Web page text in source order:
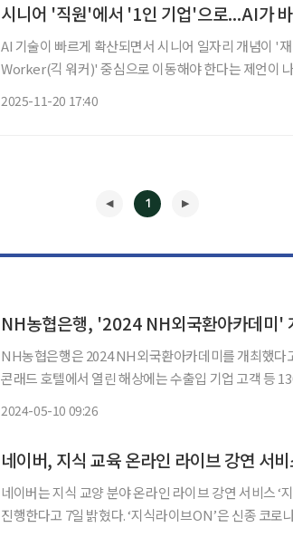
시니어 '직원'에서 '1인 기업'으로...AI가
AI 기술이 빠르게 확산되면서 시니어 일자리 개념이 '
Worker(긱 워커)' 중심으로 이동해야 한다는 제언이 나왔다. 디지털 접근 장벽이 낮
2025-11-20 17:40
1
NH농협은행, '2024 NH외국환아카데미'
NH농협은행은 2024 NH외국환아카데미를 개최했다고 10일 밝혔다. 전
콘래드 호텔에서 열린 해상에는 수출입 기업 고객 등 130여 명이 참
2024-05-10 09:26
네이버, 지식 교육 온라인 라이브 강연 서
네이버는 지식 교양 분야 온라인 라이브 강연 서비스 ‘
진행한다고 7일 밝혔다. ‘지식라이브ON’은 신종 코로나바이러스 감염증(코로나19)으로 인